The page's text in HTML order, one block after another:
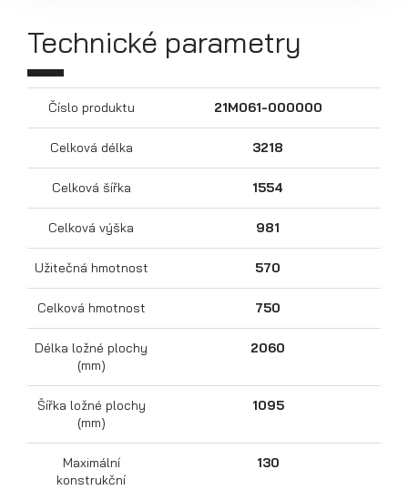
Přepravníky motocyklů
Technické parametry
Číslo produktu 21M061-000000
Celková délka 3218
Celková šířka 1554
Celková výška 981
Užitečná hmotnost 570
Celková hmotnost 750
Délka ložné plochy
(mm)
2060
Šířka ložné plochy
(mm)
1095
Maximální
konstrukční
130